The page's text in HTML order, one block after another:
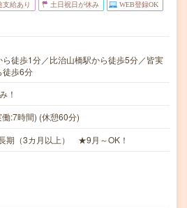
支給あり 土日祝日が休み WEB登録OK
徒歩1分／比治山橋駅から徒歩5分／皆実
徒歩6分
！
:7時間) (休憩60分)
期（3カ月以上） ★9月～OK！